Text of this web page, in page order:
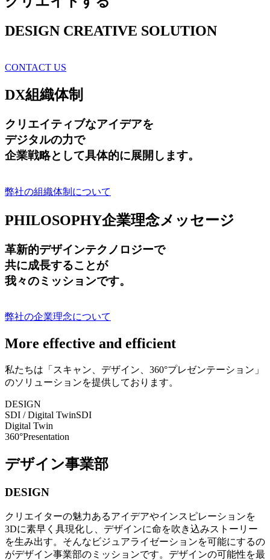
DESIGN CREATIVE SOLUTION
CONTACT US
DX組織体制
クリエイティブなアイデアを
デジタルの力で
企業戦略として具体的に展開します。
弊社の組織体制について
PHILOSOPHY企業理念メッセージ
革新的デザインテクノロジーで
共に成長することが
我々のミッションです。
弊社の企業理念について
More effective and efficient
私たちは「スキャン、デザイン、360°プレゼンテーション」
のソリューションを提供しております。
DESIGN
SDI / Digital TwinSDI
Digital Twin
360°Presentation
デザイン事業部
DESIGN
クリエイターの魅力あるアイデアやインスピレーションを
3Dに素早く具現化し、デザインに命を吹き込みストーリー
を生み出す。そんなビジュアライゼーションを可能にするの
がデザイン事業部のミッションです。デザインの可能性を最